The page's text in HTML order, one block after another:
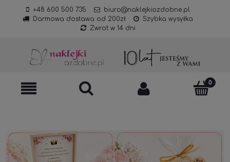
+48 600 500 735
biuro@naklejkiozdobne.pl
Darmowa dostawa od 200zł
Szybka wysyłka
Zwrot w 14 dni